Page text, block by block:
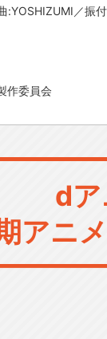
:YOSHIZUMI／振
作委員会
d
アニ